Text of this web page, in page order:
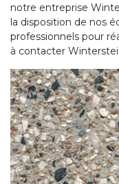
notre entreprise
la disposition de nos
professionnels pour
à contacter